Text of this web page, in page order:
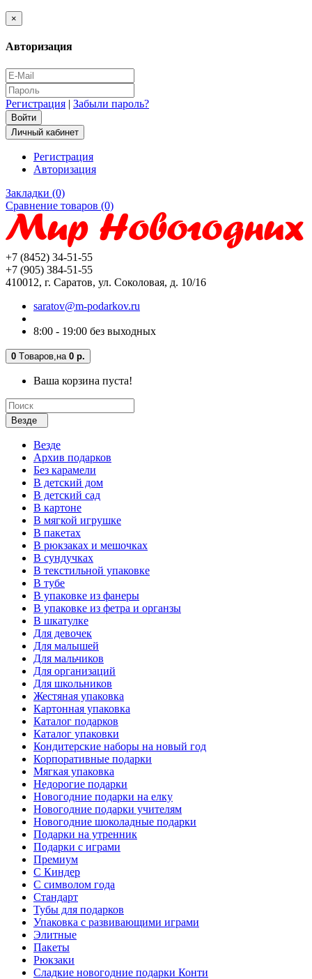
×
Авторизация
Регистрация | Забыли пароль?
Личный кабинет
Регистрация
Авторизация
Закладки (0)
Сравнение товаров (0)
+7 (8452) 34-51-55
+7 (905) 384-51-55
410012, г. Саратов, ул. Соколовая, д. 10/16
saratov@m-podarkov.ru
8:00 - 19:00 без выходных
0 Tоваров, на 0 р.
Ваша корзина пуста!
Везде
Везде
Архив подарков
Без карамели
В детский дом
В детский сад
В картоне
В мягкой игрушке
В пакетах
В рюкзаках и мешочках
В сундучках
В текстильной упаковке
В тубе
В упаковке из фанеры
В упаковке из фетра и органзы
В шкатулке
Для девочек
Для малышей
Для мальчиков
Для организаций
Для школьников
Жестяная упаковка
Картонная упаковка
Каталог подарков
Каталог упаковки
Кондитерские наборы на новый год
Корпоративные подарки
Мягкая упаковка
Недорогие подарки
Новогодние подарки на елку
Новогодние подарки учителям
Новогодние шоколадные подарки
Подарки на утренник
Подарки с играми
Премиум
С Киндер
С символом года
Стандарт
Тубы для подарков
Упаковка с развивающими играми
Элитные
Пакеты
Рюкзаки
Сладкие новогодние подарки Конти